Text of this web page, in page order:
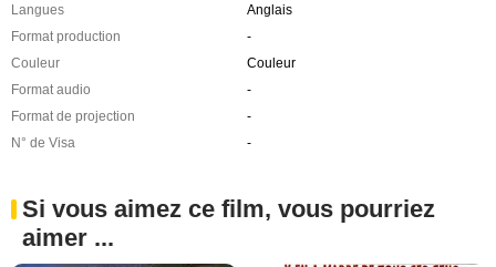
Langues
Anglais
Format production
-
Couleur
Couleur
Format audio
-
Format de projection
-
N° de Visa
-
Si vous aimez ce film, vous pourriez
aimer ...